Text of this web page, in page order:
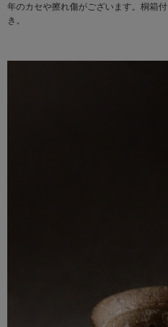
年のカセや擦れ傷がございます。桐箱付
き。